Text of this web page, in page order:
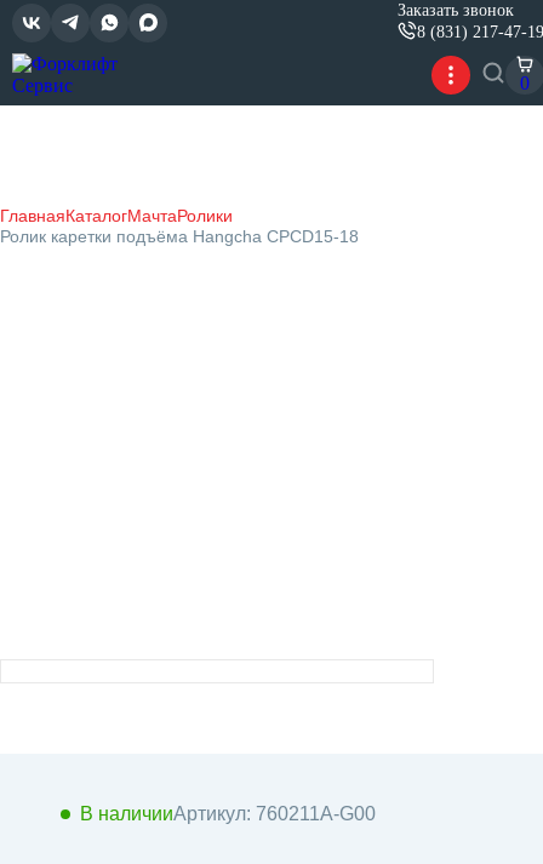
Заказать звонок
8 (831) 217-47-19
0
ГлавнаяКаталогМачтаРолики
Ролик каретки подъёма Hangcha CPCD15-18
В наличииАртикул: 760211A-G00